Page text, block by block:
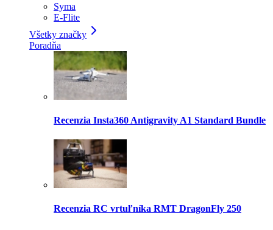
Syma
E-Flite
Všetky značky
Poradňa
Recenzia Insta360 Antigravity A1 Standard Bundle
Recenzia RC vrtuľníka RMT DragonFly 250